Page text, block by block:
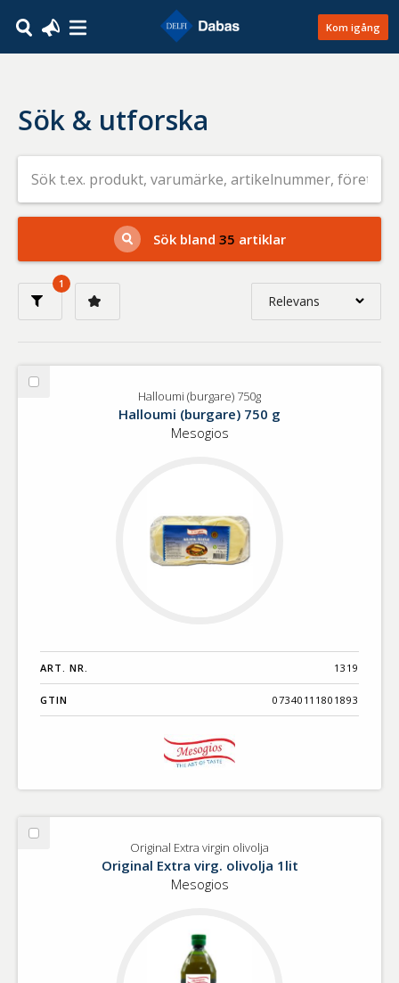
Kom igång
Sök & utforska
Sök
efter
livsmedel
på
t.ex.
produkt,
varumärke,
artikelnummer,
Sök bland 35 artiklar
1
Relevans
Välj
Halloumi (burgare) 750g
Halloumi (burgare) 750 g
Mesogios
ART. NR. 1319
GTIN 07340111801893
Välj
Original Extra virgin olivolja
Original Extra virg. olivolja 1lit
Mesogios